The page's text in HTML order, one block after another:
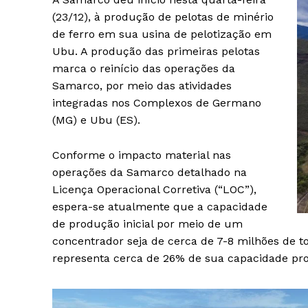
(23/12), à produção de pelotas de minério
de ferro em sua usina de pelotização em
Ubu. A produção das primeiras pelotas
marca o reinício das operações da
Samarco, por meio das atividades
integradas nos Complexos de Germano
(MG) e Ubu (ES).
Conforme o impacto material nas
operações da Samarco detalhado na
Licença Operacional Corretiva (“LOC”),
espera-se atualmente que a capacidade
de produção inicial por meio de um
concentrador seja de cerca de 7-8 milhões de
representa cerca de 26% de sua capacidade